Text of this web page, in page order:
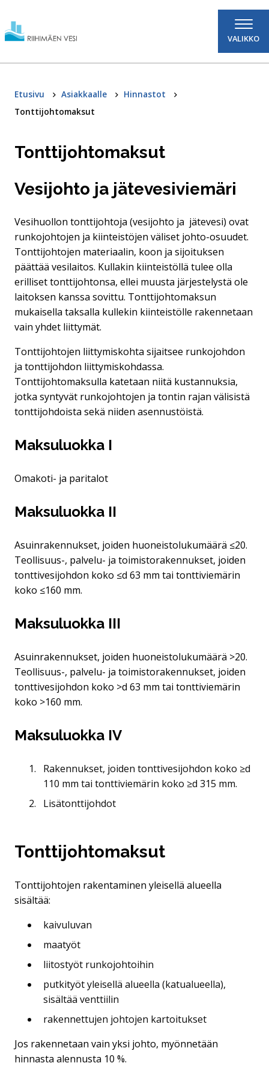
VALIKKO
Etusivu Asiakkaalle
Hinnastot
Tonttijohtomaksut
Tonttijohtomaksut
Vesijohto ja jätevesiviemäri
Vesihuollon tonttijohtoja (vesijohto ja jätevesi) ovat
runkojohtojen ja kiinteistöjen väliset johto-osuudet.
Tonttijohtojen materiaalin, koon ja sijoituksen
päättää vesilaitos. Kullakin kiinteistöllä tulee olla
erilliset tonttijohtonsa, ellei muusta järjestelystä ole
laitoksen kanssa sovittu. Tonttijohtomaksun
mukaisella taksalla kullekin kiinteistölle rakennetaan
vain yhdet liittymät.
Tonttijohtojen liittymiskohta sijaitsee runkojohdon
ja tonttijohdon liittymiskohdassa.
Tonttijohtomaksulla katetaan niitä kustannuksia,
jotka syntyvät runkojohtojen ja tontin rajan välisistä
tonttijohdoista sekä niiden asennustöistä.
Maksuluokka I
Omakoti- ja paritalot
Maksuluokka II
Asuinrakennukset, joiden huoneistolukumäärä ≤20.
Teollisuus-, palvelu- ja toimistorakennukset, joiden
tonttivesijohdon koko ≤d 63 mm tai tonttiviemärin
koko ≤160 mm.
Maksuluokka III
Asuinrakennukset, joiden huoneistolukumäärä >20.
Teollisuus-, palvelu- ja toimistorakennukset, joiden
tonttivesijohdon koko >d 63 mm tai tonttiviemärin
koko >160 mm.
Maksuluokka IV
Rakennukset, joiden tonttivesijohdon koko ≥d
110 mm tai tonttiviemärin koko ≥d 315 mm.
Lisätonttijohdot
Tonttijohtomaksut
Tonttijohtojen rakentaminen yleisellä alueella
sisältää:
kaivuluvan
maatyöt
liitostyöt runkojohtoihin
putkityöt yleisellä alueella (katualueella),
sisältää venttiilin
rakennettujen johtojen kartoitukset
Jos rakennetaan vain yksi johto, myönnetään
hinnasta alennusta 10 %.